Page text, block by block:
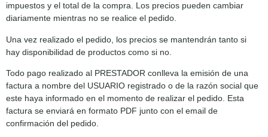
impuestos y el total de la compra. Los precios pueden cambiar
diariamente mientras no se realice el pedido.
Una vez realizado el pedido, los precios se mantendrán tanto si
hay disponibilidad de productos como si no.
Todo pago realizado al PRESTADOR conlleva la emisión de una
factura a nombre del USUARIO registrado o de la razón social que
este haya informado en el momento de realizar el pedido. Esta
factura se enviará en formato PDF junto con el email de
confirmación del pedido.